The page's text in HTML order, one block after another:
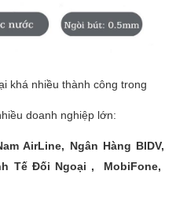
khá nhiều thành công trong
doanh nghiệp lớn:
AirLine, Ngân Hàng BIDV,
Tế Đối Ngoại , MobiFone,